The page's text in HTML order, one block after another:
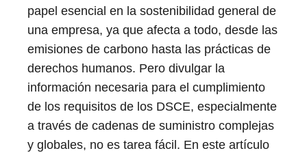
papel esencial en la sostenibilidad general de
una empresa, ya que afecta a todo, desde las
emisiones de carbono hasta las prácticas de
derechos humanos. Pero divulgar la
información necesaria para el cumplimiento
de los requisitos de los DSCE, especialmente
a través de cadenas de suministro complejas
y globales, no es tarea fácil. En este artículo